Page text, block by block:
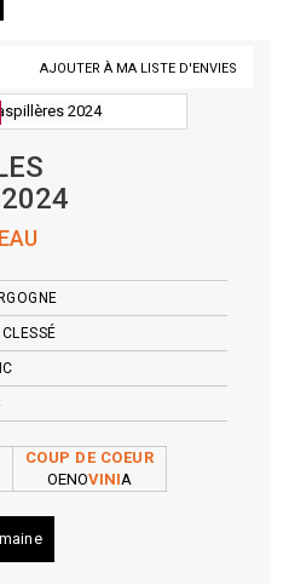
AJOUTER À MA LISTE D'ENVIES
COUP DE COEUR
OENOVINIA